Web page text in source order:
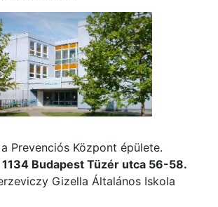
Prevenciós Központ épülete.
1134 Budapest Tüzér utca 56-58.
Gizella Általános Iskola